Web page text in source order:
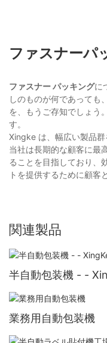
ファスナーパ
ファスナー パッキングに
しのものが何であっても
を、もうご存知でしょう
す。
Xingke は、幅広い製品群
当社は長期的な顧客に最
ることを目指しており、
トを提供するために顧客
関連製品
半自動包装機 - -
業務用自動包装機